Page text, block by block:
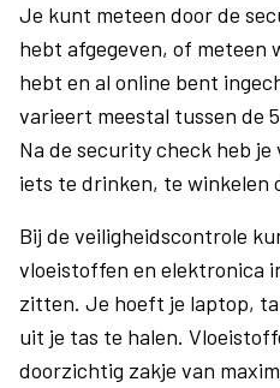
Je kunt meteen door de
hebt afgegeven, of meteen
hebt en al online bent
varieert meestal tussen de
Na de security check heb je
iets te drinken, te winkelen
Bij de veiligheidscontrole
vloeistoffen en elektronica
zitten. Je hoeft je laptop,
uit je tas te halen.
doorzichtig zakje van